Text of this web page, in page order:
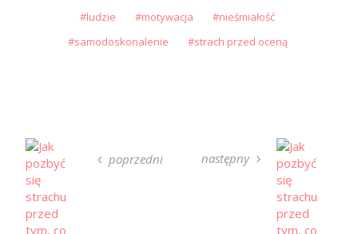
ludzie
motywacja
nieśmiałość
samodoskonalenie
strach przed oceną
poprzedni następny